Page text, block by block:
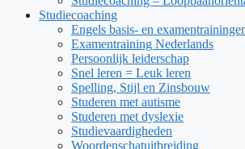
Studiecoaching
Engels basis- en
Examentraining Nederlands
Persoonlijk leiderschap
Snel leren = Leuk leren
Spelling, Stijl en Zinsbouw
Studeren met autisme
Studeren met dyslexie
Studievaardigheden
Woordenschatuitbreiding